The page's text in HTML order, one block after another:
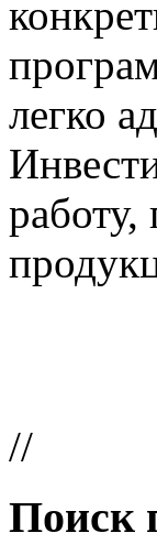
легко
работу,
//
Поиск